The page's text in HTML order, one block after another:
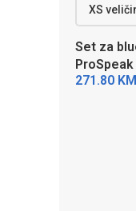
Set za
ProSpeak
271.80 KM